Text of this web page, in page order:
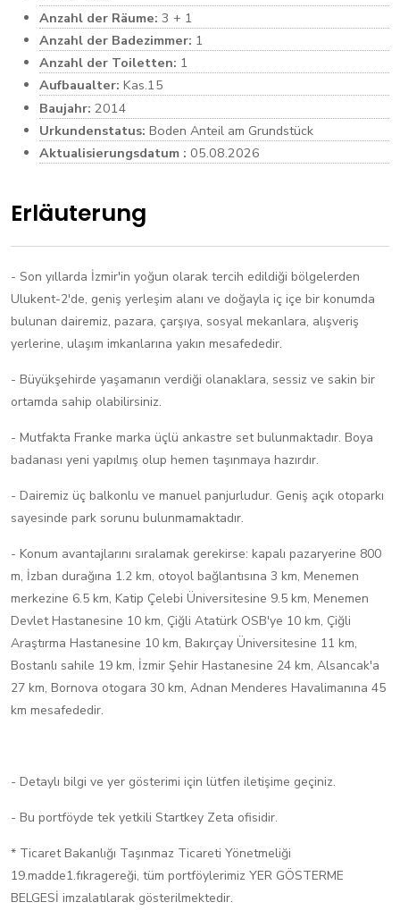
Anzahl der Räume: 3 + 1
Anzahl der Badezimmer: 1
Anzahl der Toiletten: 1
Aufbaualter: Kas.15
Baujahr: 2014
Urkundenstatus: Boden Anteil am Grundstück
Aktualisierungsdatum : 05.08.2026
Erläuterung
- Son yıllarda İzmir'in yoğun olarak tercih edildiği bölgelerden
Ulukent-2'de, geniş yerleşim alanı ve doğayla iç içe bir konumda
bulunan dairemiz, pazara, çarşıya, sosyal mekanlara, alışveriş
yerlerine, ulaşım imkanlarına yakın mesafededir.
- Büyükşehirde yaşamanın verdiği olanaklara, sessiz ve sakin bir
ortamda sahip olabilirsiniz.​
- Mutfakta Franke marka üçlü ankastre set bulunmaktadır. Boya
badanası yeni yapılmış olup hemen taşınmaya hazırdır.
- Dairemiz üç balkonlu ve manuel panjurludur. Geniş açık otoparkı
sayesinde park sorunu bulunmamaktadır.
- Konum avantajlarını sıralamak gerekirse: kapalı pazaryerine 800
m, İzban durağına 1.2 km, otoyol bağlantısına 3 km, Menemen
merkezine 6.5 km, Katip Çelebi Üniversitesine 9.5 km, Menemen
Devlet Hastanesine 10 km, Çiğli Atatürk OSB'ye 10 km, Çiğli
Araştırma Hastanesine 10 km, Bakırçay Üniversitesine 11 km,
Bostanlı sahile 19 km, İzmir Şehir Hastanesine 24 km, Alsancak'a
27 km, Bornova otogara 30 km, Adnan Menderes Havalimanına 45
km mesafededir.
- Detaylı bilgi ve yer gösterimi için lütfen iletişime geçiniz.
- Bu portföyde tek yetkili Startkey Zeta ofisidir.
* Ticaret Bakanlığı Taşınmaz Ticareti Yönetmeliği
19.madde1.fıkragereği, tüm portföylerimiz YER GÖSTERME
BELGESİ imzalatılarak gösterilmektedir.​